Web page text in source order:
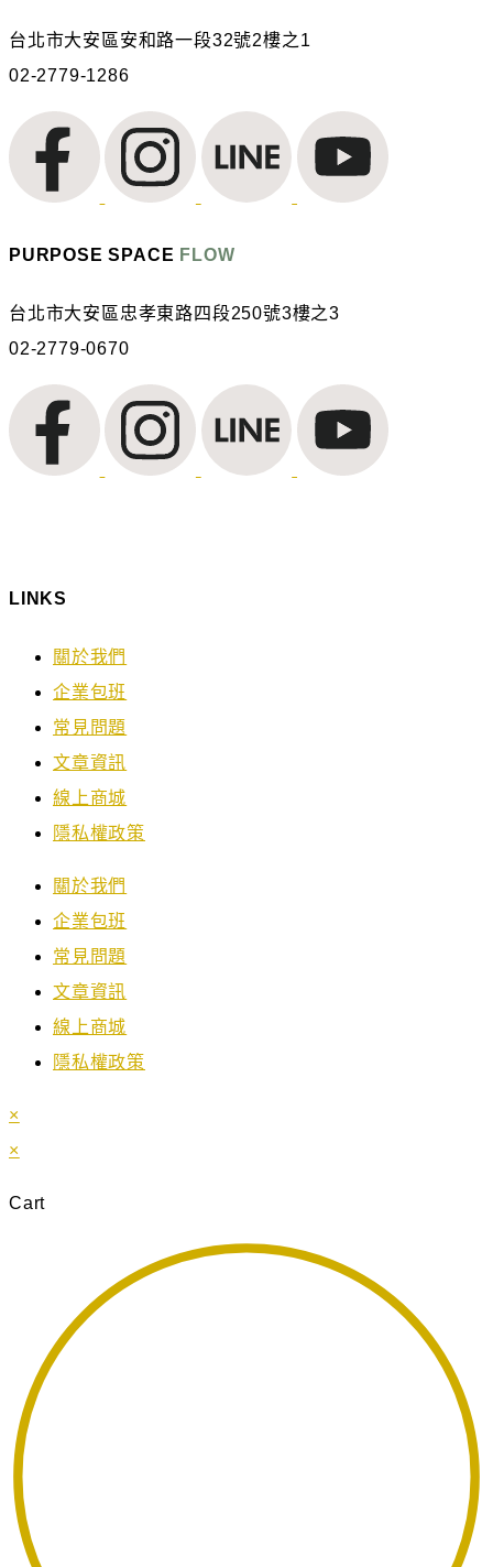
台北市大安區安和路一段32號2樓之1
02-2779-1286
PURPOSE SPACE FLOW
台北市大安區忠孝東路四段250號3樓之3
02-2779-0670
LINKS
關於我們
企業包班
常見問題
文章資訊
線上商城
隱私權政策
關於我們
企業包班
常見問題
文章資訊
線上商城
隱私權政策
×
×
Cart